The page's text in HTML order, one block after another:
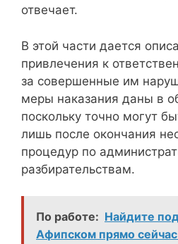
отвечает.
В этой части дается
привлечения к
за совершенные им
меры наказания даны в
поскольку точно могут
лишь после окончания
процедур по
разбирательствам.
По работе: Найдите
Афипском прямо сейчас